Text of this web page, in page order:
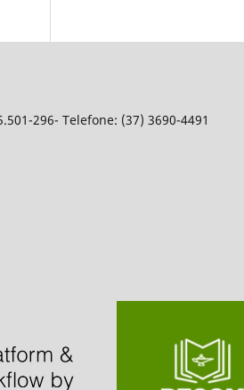
296- Telefone: (37) 3690-4491